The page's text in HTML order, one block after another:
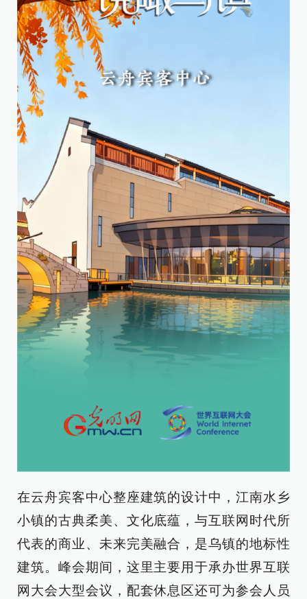
在云舟宾客中心整座建筑的设计中，江南水乡
小镇的古典柔美、文化底蕴，与互联网时代所
代表的商业、未来完美融合，是乌镇的地标性
建筑。峰会期间，这里主要用于承办世界互联
网大会大型会议，配套休息区还可为参会人员